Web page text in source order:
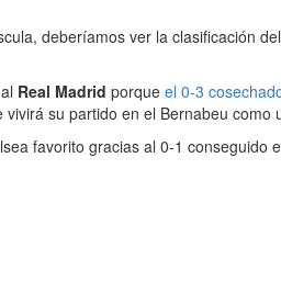
deberíamos ver la clasificación
Real Madrid porque el 0-3
su partido en el Bernabeu
favorito gracias al 0-1 conseguido